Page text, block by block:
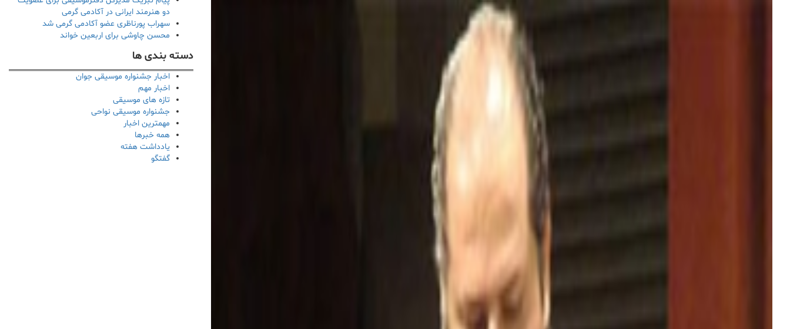
دو هنرمند ایرانی در آکادمی گرمی
سهراب پورناظری عضو آکادمی گرمی شد
محسن چاوشی برای اربعین خواند
دسته بندی ها
اخبار جشنواره موسیقی جوان
اخبار مهم
تازه های موسیقی
جشنواره موسیقی نواحی
مهمترین اخبار
همه خبرها
یادداشت هفته
گفتگو